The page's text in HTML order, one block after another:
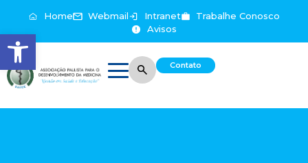
Abrir a barra de ferramentas
Home Webmail Intranet
Trabalhe Conosco
Avisos
Contato